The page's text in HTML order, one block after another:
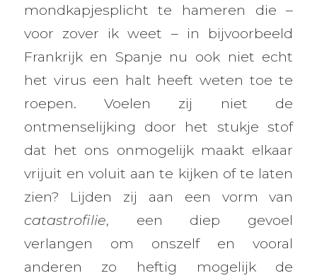
mondkapjesplicht te hameren die –
voor zover ik weet – in bijvoorbeeld
Frankrijk en Spanje nu ook niet echt
het virus een halt heeft weten toe te
roepen. Voelen zij niet de
ontmenselijking door het stukje stof
dat het ons onmogelijk maakt elkaar
vrijuit en voluit aan te kijken of te laten
zien? Lijden zij aan een vorm van
catastrofilie, een diep gevoel
verlangen om onszelf en vooral
anderen zo heftig mogelijk de